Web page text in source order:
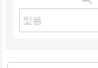
ARISTA
APRESIA